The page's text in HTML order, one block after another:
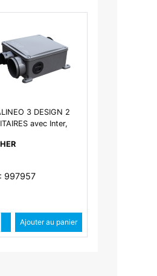
3 DESIGN 2
avec Inter,
avec
997957
Augmenter quantité
Diminuer quantité
Ajouter au panier